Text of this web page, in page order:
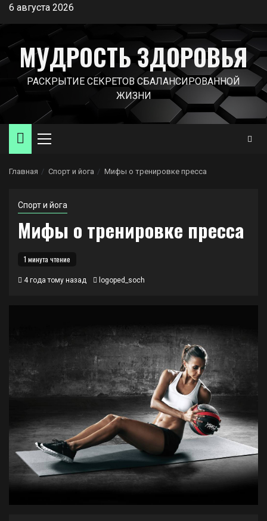
Перейти
содержимому
6 августа 2026
МУДРОСТЬ ЗДОРОВЬЯ
РАСКРЫТИЕ СЕКРЕТОВ СБАЛАНСИРОВАННОЙ
ЖИЗНИ
Основное
Главная Спорт и йога Мифы о тренировке пресса
Спорт и йога
Мифы о тренировке пресса
1 минута чтение
4 года тому назад logoped_soch